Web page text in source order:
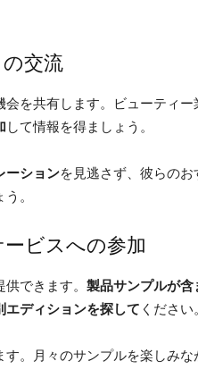
交流
を共有します。ビューティー
して情報を得ましょう。
ーションを見逃さず、彼らのお
。
ビスへの参加
できます。 製品サンプルが
ディションを探して ください。
す。月々のサンプルを楽しみ